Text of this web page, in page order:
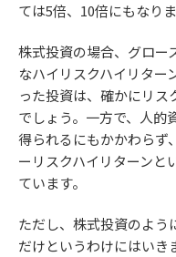
ては5倍、10倍にもなりま
株式投資の場合、グロー
なハイリスクハイリター
った投資は、確かにリス
でしょう。一方で、人的
得られるにもかかわらず
ーリスクハイリターンと
ています。
ただし、株式投資のよう
だけというわけにはいき